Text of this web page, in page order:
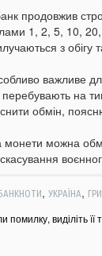
продовжив
1, 2, 5, 10,
з
важливе
на
обмін,
монети можна
, УКРАЇНА,
виділіть